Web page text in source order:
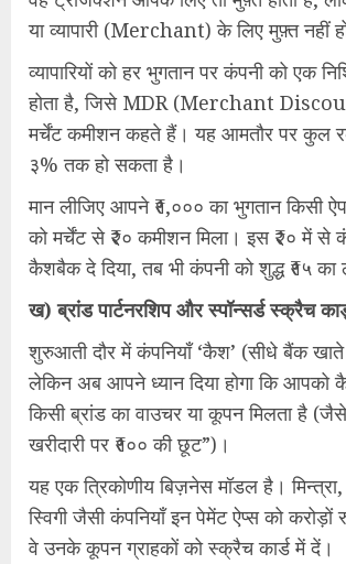
या व्यापारी (Merchant) के लिए मुफ़्त नहीं
व्यापारियों को हर भुगतान पर कंपनी को एक
होता है, जिसे MDR (Merchant
मर्चेंट कमीशन कहते हैं। यह आमतौर पर कुल
३% तक हो सकता है।
मान लीजिए आपने ₹१,००० का भुगतान किसी
को मर्चेंट से ₹२० कमीशन मिला। इस ₹२० में से
कैशबैक दे दिया, तब भी कंपनी को शुद्ध ₹१५
ख) ब्रांड पार्टनरशिप और स्पॉन्सर्ड स्क्रैच
शुरुआती दौर में कंपनियाँ ‘कैश’ (सीधे बैंक खाते
लेकिन अब आपने ध्यान दिया होगा कि
किसी ब्रांड का वाउचर या कूपन मिलता है
खरीदारी पर ₹१०० की छूट”)।
यह एक त्रिकोणीय बिज़नेस मॉडल है।
स्विगी जैसी कंपनियाँ इन पेमेंट ऐप्स को करोड़ों
वे उनके कूपन ग्राहकों को स्क्रैच कार्ड में दें।